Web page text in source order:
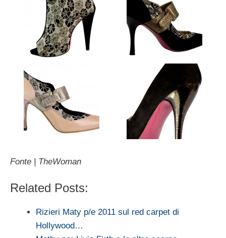
Fonte | TheWoman
Related Posts:
Rizieri Maty p/e 2011 sul red carpet di
Hollywood…